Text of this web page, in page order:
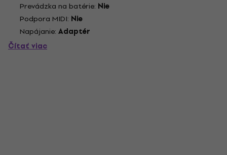
Prevádzka na batérie: Nie
Podpora MIDI: Nie
Napájanie: Adaptér
Čítať viac